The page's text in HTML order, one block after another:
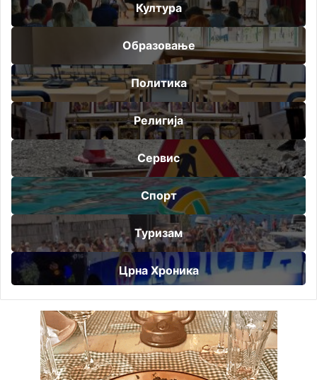
Култура
Образовање
Политика
Религија
Сервис
Спорт
Туризам
Црна Хроника